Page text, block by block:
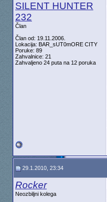
SILENT HUNTER
232
Član
Član od: 19.11.2006.
Lokacija: BAR_sUT0mORE CITY
Poruke: 89
Zahvalnice: 21
Zahvaljeno 24 puta na 12 poruka
29.1.2010, 23:34
Rocker
Neozbiljni kolega